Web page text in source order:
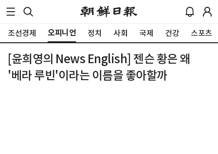
조선경제 오피니언 정치 사회 국제 건강 스포츠
[윤희영의 News English] 젠슨 황은 왜
'베라 루빈'이라는 이름을 좋아할까